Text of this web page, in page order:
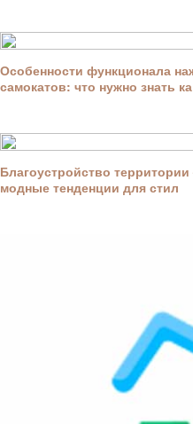
Особенности функционала
самокатов: что нужно знать ка
Благоустройство
модные тенденции для стил